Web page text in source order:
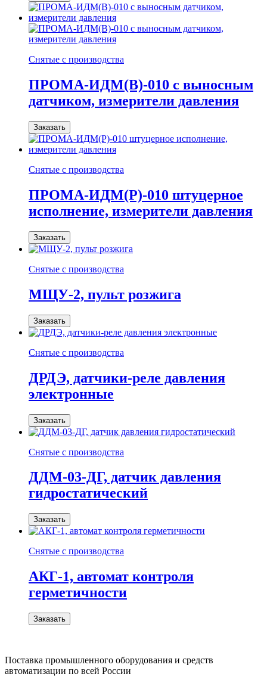
Снятые с производства
ПРОМА-ИДМ(В)-010 с выносным
датчиком, измерители давления
Заказать
Снятые с производства
ПРОМА-ИДМ(Р)-010 штуцерное
исполнение, измерители давления
Заказать
Снятые с производства
МЩУ-2, пульт розжига
Заказать
Снятые с производства
ДРДЭ, датчики-реле давления
электронные
Заказать
Снятые с производства
ДДМ-03-ДГ, датчик давления
гидростатический
Заказать
Снятые с производства
АКГ-1, автомат контроля
герметичности
Заказать
Поставка промышленного оборудования и средств
автоматизации по всей России